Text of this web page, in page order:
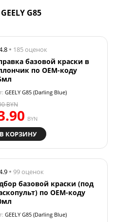
G85
185 оценок
базовой краски в
по OEM-коду
GEELY G85 (Darling Blue)
BYN
BYN
В КОРЗИНУ
99 оценок
базовой краски (под
по OEM-коду
GEELY G85 (Darling Blue)